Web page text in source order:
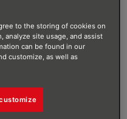
Austausch
eine homogene Gas-
die
Emissionen auf
vom WBS
to the storing of cookies on
analyze site usage, and assist
can be found in our
customize, as well as